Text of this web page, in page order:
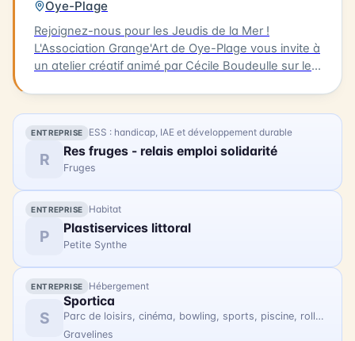
de la baie. Cette exposition se tiendra le
01/08/2026. Nous vous invitons à découvrir les
œuvres de ces artistes et à vous imprégner de
l'atmosphère créative qui a animé la baie de
Oye-Plage
Rejoignez-nous pour les Jeudis de la Mer !
L'Association Grange'Art de Oye-Plage vous invite à
un atelier créatif animé par Cécile Boudeulle sur le
votre parent. L'atelier est réservé aux enfants de 8
à 18 ans. Rendez-vous le 6 août à 14h30 à la
Maison de Platier d'Oye, 1005 route des dunes,
Oye-Plage. Le prix est de 12 euros. N'oubliez pas de
faire porter à vos enfants des vêtements qui ne
craignent rien !
ENTREPRISE ESS : handicap, IAE et développement durable
R Res fruges - relais emploi solidarité
Fruges
ENTREPRISE Habitat
P Plastiservices littoral
Petite Synthe
ENTREPRISE Hébergement
S
Sportica
Parc de loisirs, cinéma, bowling, sports, piscine, rollers
Gravelines